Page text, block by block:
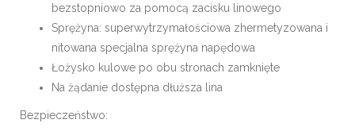
bezstopniowo za pomocą zacisku linowego
Sprężyna: superwytrzymałościowa zhermetyzowana i
nitowana specjalna sprężyna napędowa
Łożysko kulowe po obu stronach zamknięte
Na żądanie dostępna dłuższa lina
Bezpieczeństwo: